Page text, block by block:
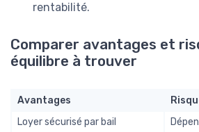
rentabilité.
Comparer avantages et
équilibre à trouver
Avantages
Loyer sécurisé par bail